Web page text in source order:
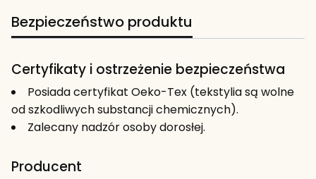
Bezpieczeństwo produktu
Certyfikaty i ostrzeżenie bezpieczeństwa
Posiada certyfikat Oeko-Tex (tekstylia są wolne
od szkodliwych substancji chemicznych).
Zalecany nadzór osoby dorosłej.
Producent